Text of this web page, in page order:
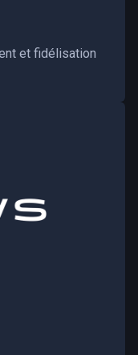
et fidélisation